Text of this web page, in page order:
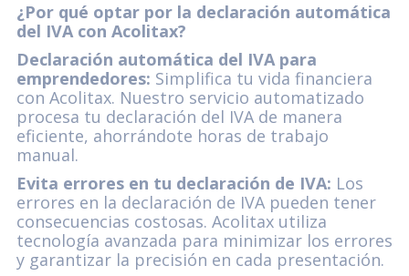
¿Por qué optar por la declaración automática
del IVA con Acolitax?
Declaración automática del IVA para
emprendedores: Simplifica tu vida financiera
con Acolitax. Nuestro servicio automatizado
procesa tu declaración del IVA de manera
eficiente, ahorrándote horas de trabajo
manual.
Evita errores en tu declaración de IVA: Los
errores en la declaración de IVA pueden tener
consecuencias costosas. Acolitax utiliza
tecnología avanzada para minimizar los errores
y garantizar la precisión en cada presentación.